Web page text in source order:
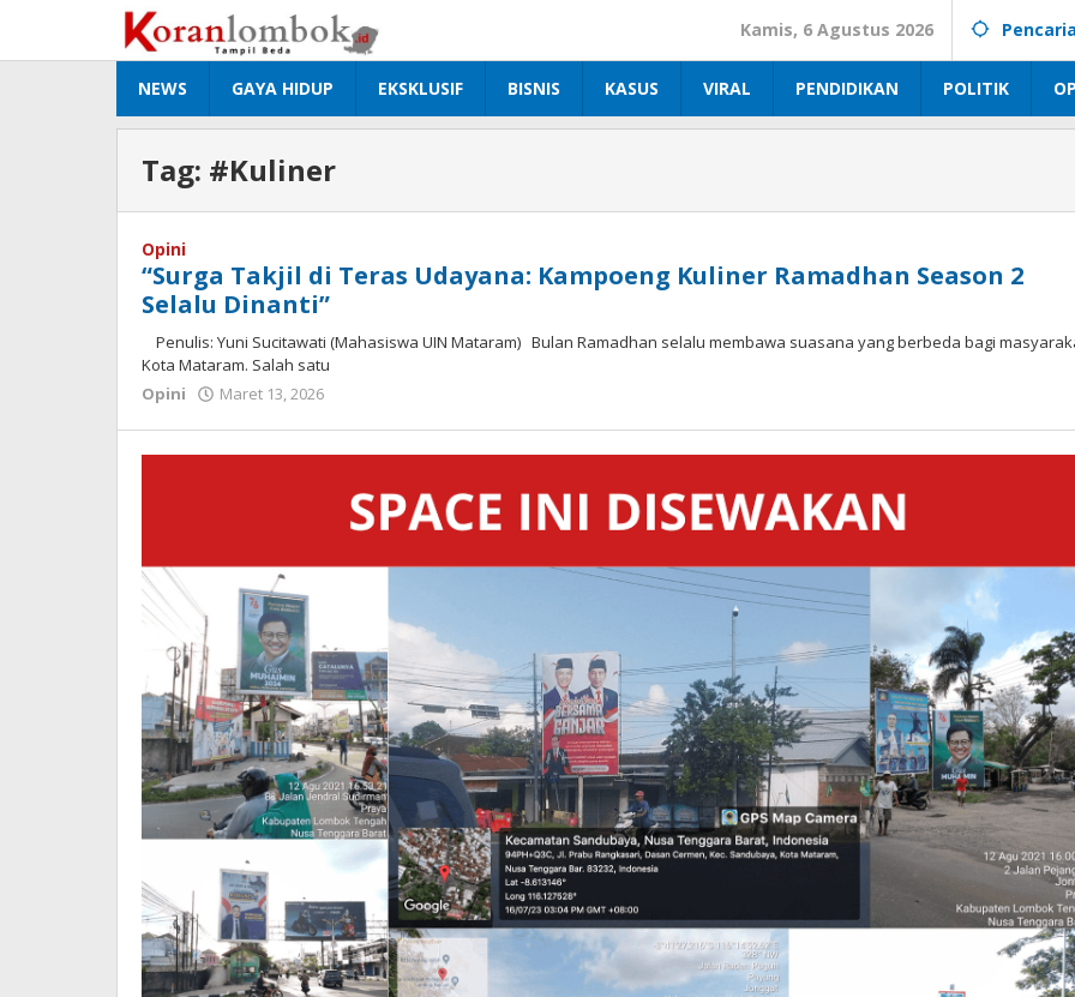
konten
Kamis, 6 Agustus 2026
NEWS GAYA HIDUP EKSKLUSIF BISNIS KASUS VIRAL PENDIDIKAN POLITIK
Tag: #Kuliner
Opini
“Surga Takjil di Teras Udayana: Kampoeng Kuliner Ramadhan Season 2
Selalu Dinanti”
Penulis: Yuni Sucitawati (Mahasiswa UIN Mataram) Bulan Ramadhan selalu membawa suasana yang berbeda bagi
Kota Mataram. Salah satu
Opini
Maret 13, 2026